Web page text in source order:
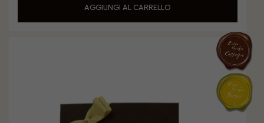
AGGIUNGI AL CARRELLO